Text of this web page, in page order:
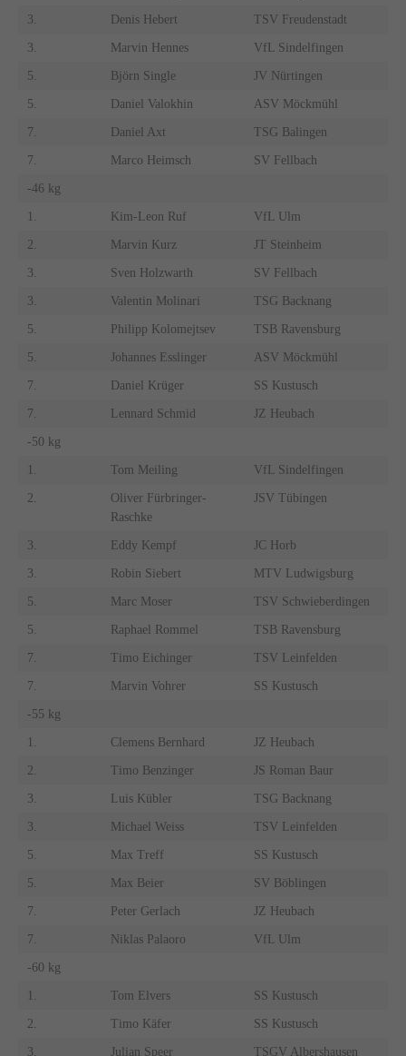
3. Denis Hebert TSV Freudenstadt
3. Marvin Hennes VfL Sindelfingen
5. Björn Single JV Nürtingen
5. Daniel Valokhin ASV Möckmühl
7. Daniel Axt TSG Balingen
7. Marco Heimsch SV Fellbach
-46 kg
1. Kim-Leon Ruf VfL Ulm
2. Marvin Kurz JT Steinheim
3. Sven Holzwarth SV Fellbach
3. Valentin Molinari TSG Backnang
5. Philipp Kolomejtsev TSB Ravensburg
5. Johannes Esslinger ASV Möckmühl
7. Daniel Krüger SS Kustusch
7. Lennard Schmid JZ Heubach
-50 kg
1. Tom Meiling VfL Sindelfingen
2.
Oliver Fürbringer-
Raschke
JSV Tübingen
3. Eddy Kempf JC Horb
3. Robin Siebert MTV Ludwigsburg
5. Marc Moser TSV Schwieberdingen
5. Raphael Rommel TSB Ravensburg
7. Timo Eichinger TSV Leinfelden
7. Marvin Vohrer SS Kustusch
-55 kg
1. Clemens Bernhard JZ Heubach
2. Timo Benzinger JS Roman Baur
3. Luis Kübler TSG Backnang
3. Michael Weiss TSV Leinfelden
5. Max Treff SS Kustusch
5. Max Beier SV Böblingen
7. Peter Gerlach JZ Heubach
7. Niklas Palaoro VfL Ulm
-60 kg
1. Tom Elvers SS Kustusch
2. Timo Käfer SS Kustusch
3. Julian Speer TSGV Albershausen